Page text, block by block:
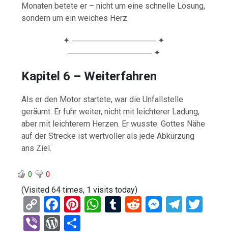
Monaten betete er – nicht um eine schnelle Lösung,
sondern um ein weiches Herz.
✦ ─────────────── ✦
─────────────── ✦
Kapitel 6 – Weiterfahren
Als er den Motor startete, war die Unfallstelle
geräumt. Er fuhr weiter, nicht mit leichterer Ladung,
aber mit leichterem Herzen. Er wusste: Gottes Nähe
auf der Strecke ist wertvoller als jede Abkürzung
ans Ziel.
0 0
(Visited 64 times, 1 visits today)
C
o
py
F
a
ce
Pi W T
R
M T
Vi W